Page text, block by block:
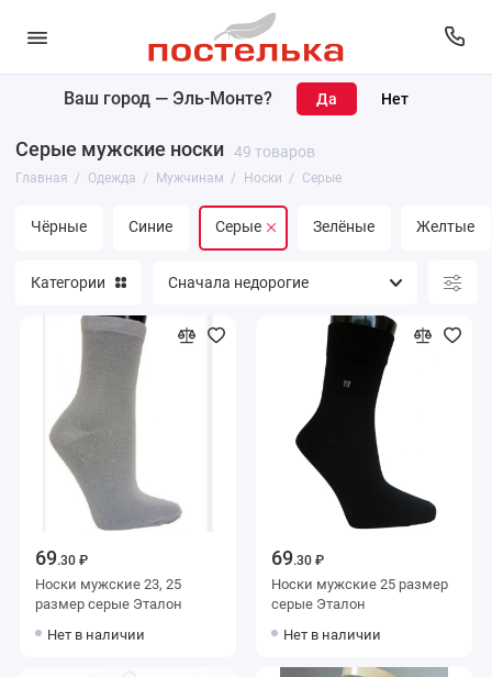
Ваш город — Эль-Монте?
Серые мужские носки 49 товаров
Главная Одежда Мужчинам Носки Серые
Чёрные Синие Серые Зелёные Желтые
Мужчинам
Категории
69.30 ₽
Носки мужские 23, 25
размер серые Эталон
Нет в наличии
69.30 ₽
Носки мужские 25 размер
серые Эталон
Нет в наличии